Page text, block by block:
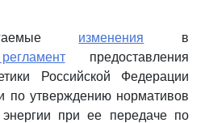
изменения в
предоставления
Российской Федерации
по утверждению нормативов
энергии при ее передаче по